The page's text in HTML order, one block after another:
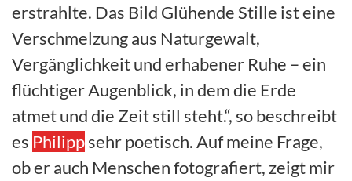
erstrahlte. Das Bild Glühende Stille ist eine
Verschmelzung aus Naturgewalt,
Vergänglichkeit und erhabener Ruhe – ein
flüchtiger Augenblick, in dem die Erde
atmet und die Zeit still steht.“, so beschreibt
es Philippsehr poetisch. Auf meine Frage,
ob er auch Menschen fotografiert, zeigt mir